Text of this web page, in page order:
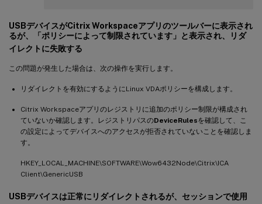
USBデバイスがCitrix Workspaceアプリのツールバーに表示され
るが、「ポリシーによって制限されています」と表示され、リダ
イレクトに失敗する
この問題が発生した場合は、次の操作を実行します。
リダイレクトを有効にするようにLinux VDAポリシーを構成します。
Citrix Workspaceアプリのレジストリに追加のポリシー制限が構成され
ていないか確認します。レジストリパスのDeviceRulesを確認して、こ
の設定によってデバイスへのアクセスが拒否されていないことを確認しま
す。
HKEY_LOCAL_MACHINE\SOFTWARE\Wow6432Node\Citrix\ICA
Client\GenericUSB
USBデバイスは正常にリダイレクトされるが、セッションで使用